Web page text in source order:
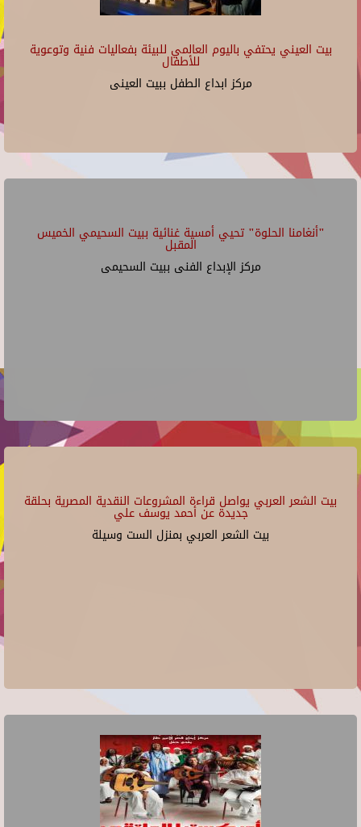
بيت العيني يحتفي باليوم العالمي للبيئة بفعاليات فنية وتوعوية
للأطفال
مركز ابداع الطفل ببيت العينى
"أنغامنا الحلوة" تحيي أمسية غنائية ببيت السحيمي الخميس
المقبل
مركز الإبداع الفنى ببيت السحيمى
بيت الشعر العربي يواصل قراءة المشروعات النقدية المصرية بحلقة
جديدة عن أحمد يوسف علي
بيت الشعر العربي بمنزل الست وسيلة